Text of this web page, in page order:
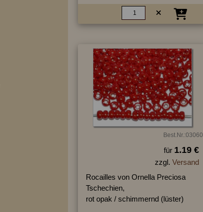
Best.Nr.:03060
für 1.19 €
zzgl. Versand
Rocailles von Ornella Preciosa
Tschechien,
rot opak / schimmernd (lüster)